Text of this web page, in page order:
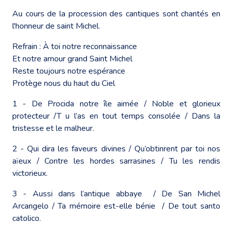
Au cours de la procession des cantiques sont chantés en
l'honneur de saint Michel.
Refrain : À toi notre reconnaissance
Et notre amour grand Saint Michel
Reste toujours notre espérance
Protège nous du haut du Ciel
1 - De Procida notre île aimée / Noble et glorieux
protecteur /T u l’as en tout temps consolée / Dans la
tristesse et le malheur.
2 - Qui dira les faveurs divines / Qu’obtinrent par toi nos
aïeux / Contre les hordes sarrasines / Tu les rendis
victorieux.
3 - Aussi dans l’antique abbaye / De San Michel
Arcangelo / Ta mémoire est-elle bénie / De tout santo
catolico.